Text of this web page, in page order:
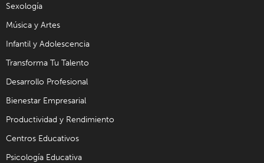
Sexología
Música y Artes
Infantil y Adolescencia
Transforma Tu Talento
Desarrollo Profesional
Bienestar Empresarial
Productividad y Rendimiento
Centros Educativos
Psicología Educativa